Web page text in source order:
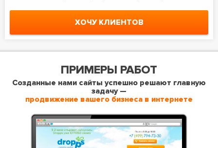
ХОЧУ КЛИЕНТОВ
ПРИМЕРЫ РАБОТ
Созданные нами сайты успешно решают главную
задачу —
продвижение вашего бизнеса в интернете